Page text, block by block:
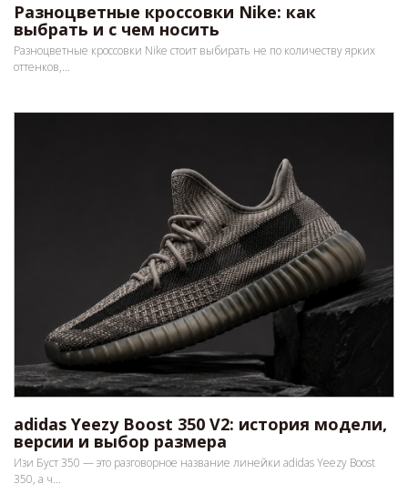
Разноцветные кроссовки Nike: как
выбрать и с чем носить
Разноцветные кроссовки Nike стоит выбирать не по количеству ярких
оттенков,...
adidas Yeezy Boost 350 V2: история модели,
версии и выбор размера
Изи Буст 350 — это разговорное название линейки adidas Yeezy Boost
350, а ч...